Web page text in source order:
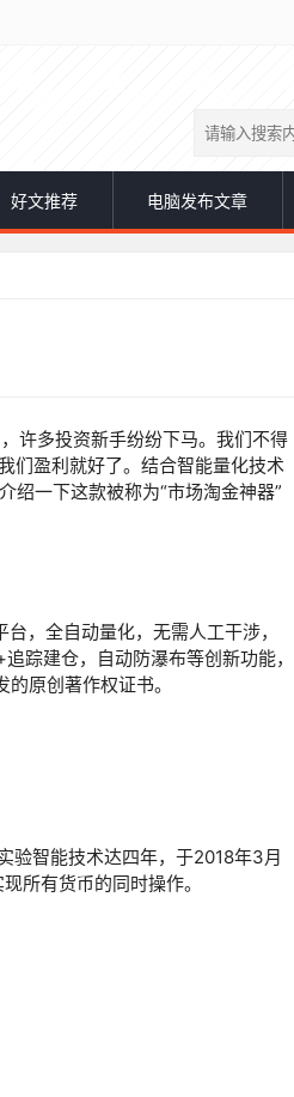
好文推荐 电脑发布文章
许多投资新手纷纷下马。我们不得
们盈利就好了。结合智能量化技术
绍一下这款被称为“市场淘金神器”
，全自动量化，无需人工干涉，
踪建仓，自动防瀑布等创新功能，
原创著作权证书。
验智能技术达四年，于2018年3月
所有货币的同时操作。